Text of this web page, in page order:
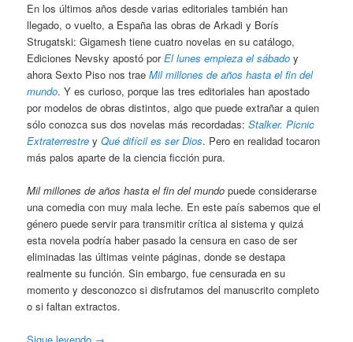
En los últimos años desde varias editoriales también han
llegado, o vuelto, a España las obras de Arkadi y Borís
Strugatski: Gigamesh tiene cuatro novelas en su catálogo,
Ediciones Nevsky apostó porEl lunes empieza el sábado y
ahora Sexto Piso nos traeMil millones de años hasta el fin del
mundo. Y es curioso, porque las tres editoriales han apostado
por modelos de obras distintos, algo que puede extrañar a quien
sólo conozca sus dos novelas más recordadas:Stalker. Picnic
Extraterrestre yQué difícil es ser Dios. Pero en realidad tocaron
más palos aparte de la ciencia ficción pura.
Mil millones de años hasta el fin del mundo puede considerarse
una comedia con muy mala leche. En este país sabemos que el
género puede servir para transmitir crítica al sistema y quizá
esta novela podría haber pasado la censura en caso de ser
eliminadas las últimas veinte páginas, donde se destapa
realmente su función. Sin embargo, fue censurada en su
momento y desconozco si disfrutamos del manuscrito completo
o si faltan extractos.